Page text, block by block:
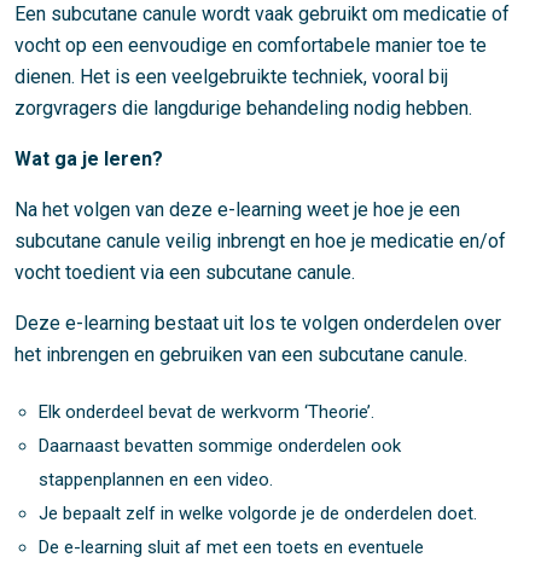
Een subcutane canule wordt vaak gebruikt om medicatie of
vocht op een eenvoudige en comfortabele manier toe te
dienen. Het is een veelgebruikte techniek, vooral bij
zorgvragers die langdurige behandeling nodig hebben.
Wat ga je leren?
Na het volgen van deze e-learning weet je hoe je een
subcutane canule veilig inbrengt en hoe je medicatie en/of
vocht toedient via een subcutane canule.
Deze e-learning bestaat uit los te volgen onderdelen over
het inbrengen en gebruiken van een subcutane canule.
Elk onderdeel bevat de werkvorm ‘Theorie’.
Daarnaast bevatten sommige onderdelen ook
stappenplannen en een video.
Je bepaalt zelf in welke volgorde je de onderdelen doet.
De e-learning sluit af met een toets en eventuele